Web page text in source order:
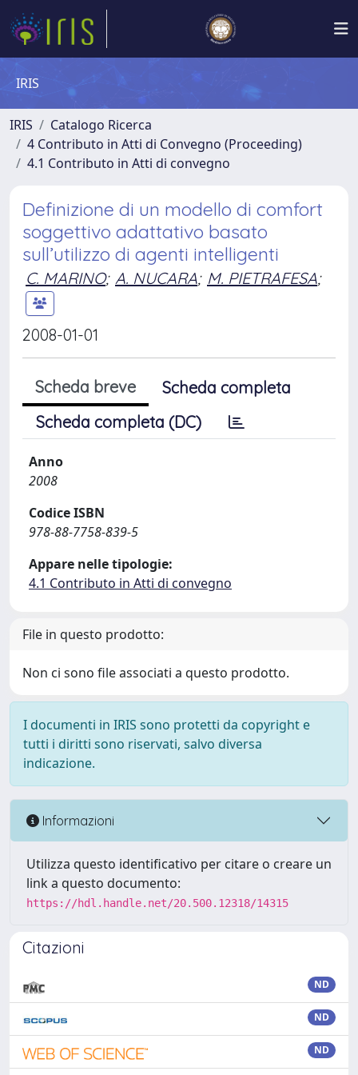
IRIS
IRIS
Catalogo Ricerca
4 Contributo in Atti di Convegno (Proceeding)
4.1 Contributo in Atti di convegno
Definizione di un modello di comfort
soggettivo adattativo basato
sull’utilizzo di agenti intelligenti
C. MARINO; A. NUCARA; M. PIETRAFESA;
2008-01-01
Scheda breve
Scheda completa
Scheda completa (DC)
Anno
2008
Codice ISBN
978-88-7758-839-5
Appare nelle tipologie:
4.1 Contributo in Atti di convegno
File in questo prodotto:
Non ci sono file associati a questo prodotto.
I documenti in IRIS sono protetti da copyright e
tutti i diritti sono riservati, salvo diversa
indicazione.
Informazioni
Utilizza questo identificativo per citare o creare un
link a questo documento:
https://hdl.handle.net/20.500.12318/14315
Citazioni
ND
ND
ND